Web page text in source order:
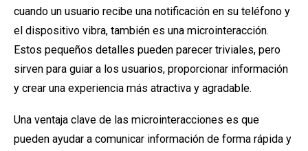
cuando un usuario recibe una notificación en su teléfono y
el dispositivo vibra, también es una microinteracción.
Estos pequeños detalles pueden parecer triviales, pero
sirven para guiar a los usuarios, proporcionar información
y crear una experiencia más atractiva y agradable.
Una ventaja clave de las microinteracciones es que
pueden ayudar a comunicar información de forma rápida y